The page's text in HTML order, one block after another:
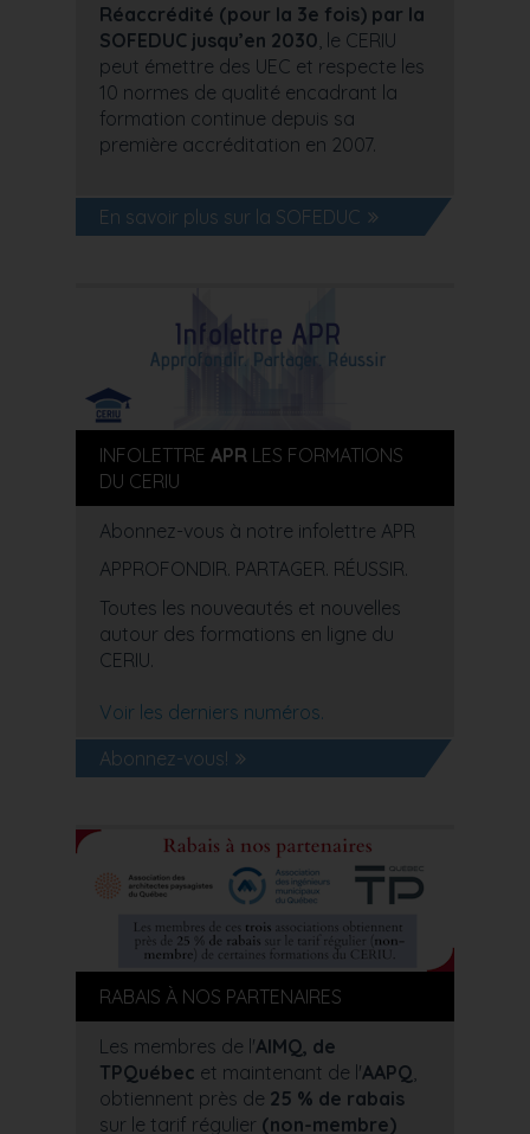
Réaccrédité (pour la 3e fois) par la
SOFEDUC jusqu’en 2030 , le CERIU
peut émettre des UEC et respecte les
10 normes de qualité encadrant la
formation continue depuis sa
première accréditation en 2007.
En savoir plus sur la SOFEDUC
INFOLETTRE APR LES FORMATIONS
DU CERIU
Abonnez-vous à notre infolettre APR
APPROFONDIR. PARTAGER. RÉUSSIR.
Toutes les nouveautés et nouvelles
autour des formations en ligne du
CERIU.
Voir les derniers numéros.
Abonnez-vous!
RABAIS À NOS PARTENAIRES
Les membres de l'AIMQ, de
TPQuébec et maintenant de l'AAPQ
obtiennent près de 25 % de rabais
sur le tarif régulier (non-membre)